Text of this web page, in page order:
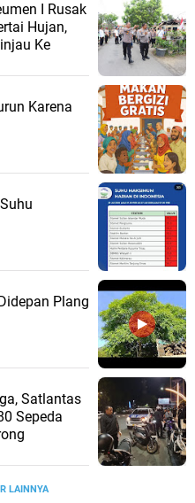
I Rusak
Hujan,
Ke
Karena
Plang
Satlantas
Sepeda
LAINNYA